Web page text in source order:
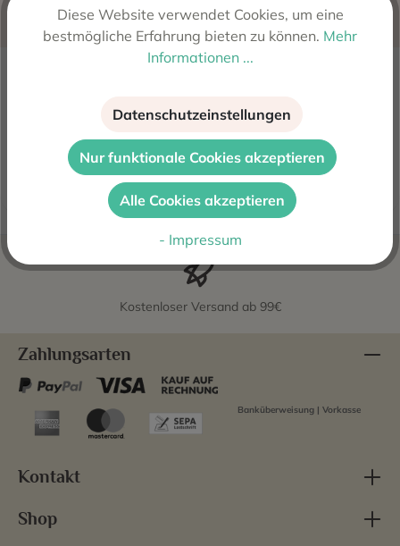
Hersteller:Bodegas Olivares S.L., Jumilla, Spanien
Der rote Süßwein aus alten Monastrell Reben Olivares
Dessertweinen Spaniens.Franc…Mehr
Kostenloser Versand ab 99€
Shop
Zahlungsarten
Banküberweisung | Vorkasse
Kontakt
Diese Website verwendet Cookies, um eine
bestmögliche Erfahrung bieten zu können. Mehr
Informationen ...
Datenschutzeinstellungen
Nur funktionale Cookies akzeptieren
Alle Cookies akzeptieren
- Impressum